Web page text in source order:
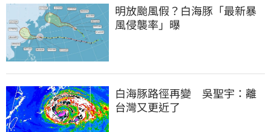
明放颱風假？白海豚「最新暴
風侵襲率」曝
白海豚路徑再變　吳聖宇：離
台灣又更近了